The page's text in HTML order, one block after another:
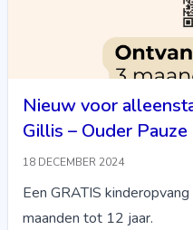
Nieuw voor
Gillis – Ouder Pauze
18 DECEMBER 2024
Een GRATIS
maanden tot 12 jaar.